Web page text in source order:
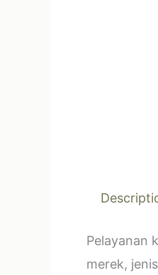
Pelayanan
merek,